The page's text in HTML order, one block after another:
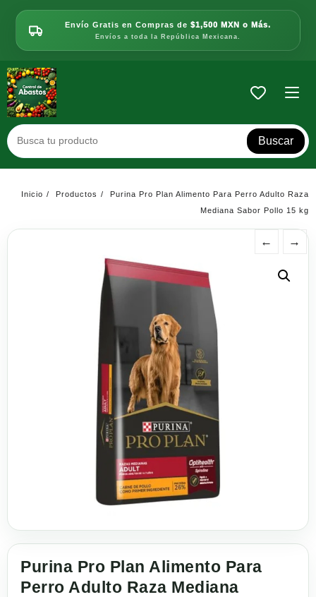
contenido
Envío Gratis en Compras de $1,500 MXN o Más.
Envíos a toda la República Mexicana.
Buscar
Inicio Productos
Purina Pro Plan Alimento Para Perro Adulto Raza
Mediana Sabor Pollo 15 kg
← →
Purina Pro Plan Alimento Para
Perro Adulto Raza Mediana